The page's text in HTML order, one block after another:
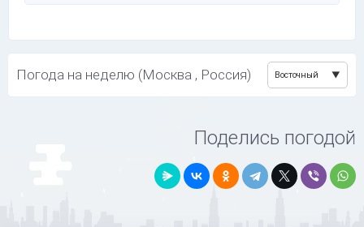
Погода на неделю (Москва , Россия) Восточный
Поделись погодой